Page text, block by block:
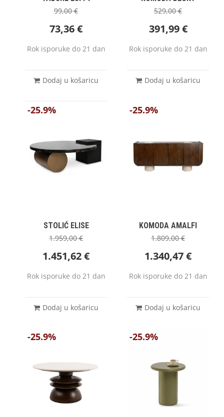
99,00€
73,36€
Rok isporuke do 21 dan
Dodaj u košaricu
529,00€
391,99€
Rok isporuke do 21 dan
Dodaj u košaricu
-25.9%
STOLIĆ ELISE
1.959,00€
1.451,62€
Rok isporuke do 21 dan
Dodaj u košaricu
-25.9%
KOMODA AMALFI
1.809,00€
1.340,47€
Rok isporuke do 21 dan
Dodaj u košaricu
-25.9% -25.9%